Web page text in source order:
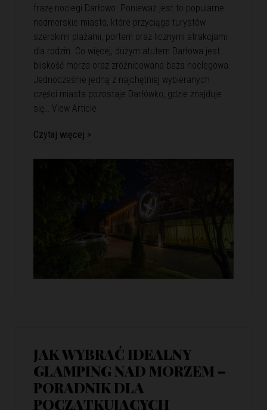
frazę noclegi Darłowo. Ponieważ jest to popularne
nadmorskie miasto, które przyciąga turystów
szerokimi plażami, portem oraz licznymi atrakcjami
dla rodzin. Co więcej, dużym atutem Darłowa jest
bliskość morza oraz zróżnicowana baza noclegowa.
Jednocześnie jedną z najchętniej wybieranych
części miasta pozostaje Darłówko, gdzie znajduje
się… View Article
Czytaj więcej >
JAK WYBRAĆ IDEALNY
GLAMPING NAD MORZEM –
PORADNIK DLA
POCZĄTKUJĄCYCH